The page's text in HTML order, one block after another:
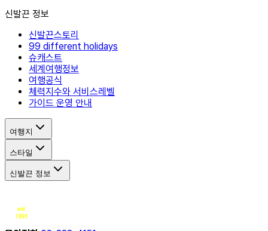
신발끈 정보
신발끈스토리
99 different holidays
슈캐스트
세계여행정보
여행공식
체력지수와 서비스레벨
가이드 운영 안내
여행지
스타일
신발끈 정보